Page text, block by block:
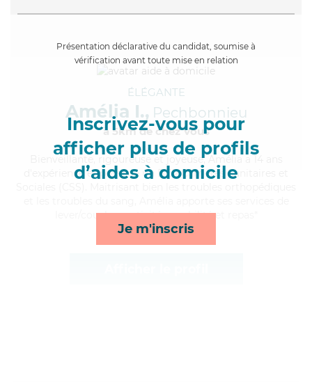
Présentation déclarative du candidat, soumise à
vérification avant toute mise en relation
Inscrivez-vous pour
afficher plus de profils
d’aides à domicile
Je m'inscris
ÉLÉGANTE
Amélia I., Pechbonnieu
à 5km de chez Vous
, rigoureuse et joyeuse, Amélia a 14 ans
d'expérience et possède un BEP Carrières Sanitaires et
lever/coucher, activités, mobilité et repas*